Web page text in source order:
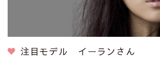
注目モデル イーランさん